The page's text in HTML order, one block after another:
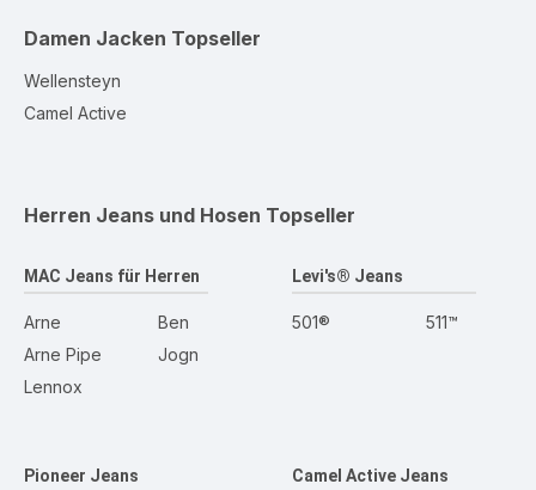
Damen Jacken Topseller
Wellensteyn
Camel Active
Herren Jeans und Hosen Topseller
MAC Jeans für Herren
Arne
Arne Pipe
Lennox
Ben
Jogn
Levi's® Jeans
501® 511™
Pioneer Jeans Camel Active Jeans